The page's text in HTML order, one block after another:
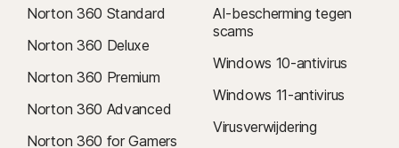
Norton 360 Standard
Norton 360 Deluxe
Norton 360 Premium
Norton 360 Advanced
Norton 360 for Gamers
AI-bescherming tegen
scams
Windows 10-antivirus
Windows 11-antivirus
Virusverwijdering